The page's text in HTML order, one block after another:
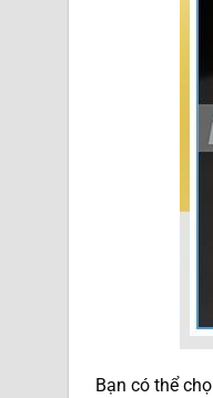
Bạn có thể